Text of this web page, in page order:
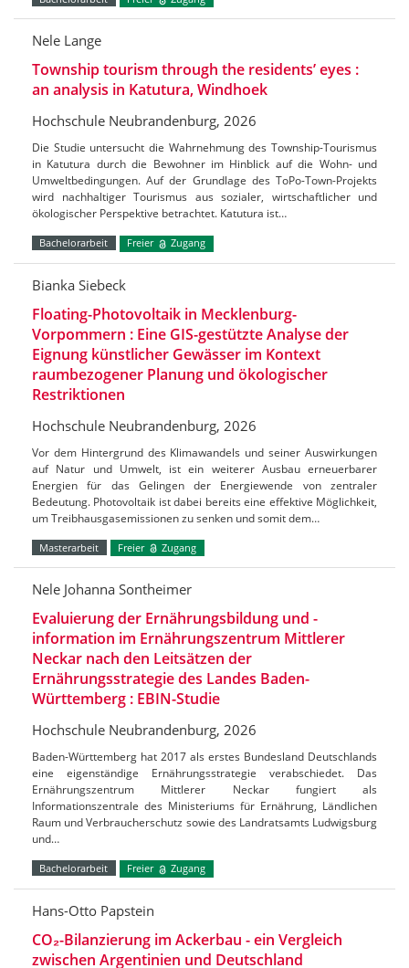
Nele Lange
Township tourism through the residents’ eyes :
an analysis in Katutura, Windhoek
Hochschule Neubrandenburg, 2026
Die Studie untersucht die Wahrnehmung des Township-Tourismus
in Katutura durch die Bewohner im Hinblick auf die Wohn- und
Umweltbedingungen. Auf der Grundlage des ToPo-Town-Projekts
wird nachhaltiger Tourismus aus sozialer, wirtschaftlicher und
ökologischer Perspektive betrachtet. Katutura ist…
Bachelorarbeit Freier Zugang
Bianka Siebeck
Floating-Photovoltaik in Mecklenburg-
Vorpommern : Eine GIS-gestützte Analyse der
Eignung künstlicher Gewässer im Kontext
raumbezogener Planung und ökologischer
Restriktionen
Hochschule Neubrandenburg, 2026
Vor dem Hintergrund des Klimawandels und seiner Auswirkungen
auf Natur und Umwelt, ist ein weiterer Ausbau erneuerbarer
Energien für das Gelingen der Energiewende von zentraler
Bedeutung. Photovoltaik ist dabei bereits eine effektive Möglichkeit,
um Treibhausgasemissionen zu senken und somit dem…
Masterarbeit Freier Zugang
Nele Johanna Sontheimer
Evaluierung der Ernährungsbildung und -
information im Ernährungszentrum Mittlerer
Neckar nach den Leitsätzen der
Ernährungsstrategie des Landes Baden-
Württemberg : EBIN-Studie
Hochschule Neubrandenburg, 2026
Baden-Württemberg hat 2017 als erstes Bundesland Deutschlands
eine eigenständige Ernährungsstrategie verabschiedet. Das
Ernährungszentrum Mittlerer Neckar fungiert als
Informationszentrale des Ministeriums für Ernährung, Ländlichen
Raum und Verbraucherschutz sowie des Landratsamts Ludwigsburg
und…
Bachelorarbeit Freier Zugang
Hans-Otto Papstein
CO₂-Bilanzierung im Ackerbau - ein Vergleich
zwischen Argentinien und Deutschland